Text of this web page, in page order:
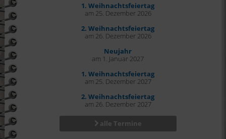
1. Weihnachtsfeiertag
am 25. Dezember 2026
2. Weihnachtsfeiertag
am 26. Dezember 2026
Neujahr
am 1. Januar 2027
1. Weihnachtsfeiertag
am 25. Dezember 2027
2. Weihnachtsfeiertag
am 26. Dezember 2027
alle Termine